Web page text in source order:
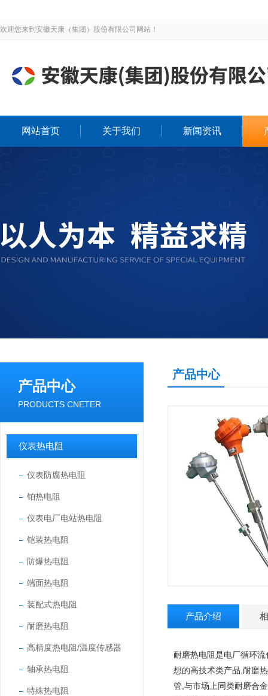
欢迎您来到安徽天康（集团）股份有限公司网站！
网站首页 关于我们 新闻资讯
产品中心
PRODUCTS CNETER
仪表热电阻
仪表防腐热电阻
铂热电阻
仪表电厂电站热电阻
铠装热电阻
防爆热电阻
端面热电阻
装配式热电阻
耐磨热电阻
高精度热电阻/温度传感器
轴承热电阻
特殊热电阻
产品中心
产品介绍
耐磨热电阻是电厂循环流
想的高技术类产品,耐磨
管,与市场上同类耐磨合